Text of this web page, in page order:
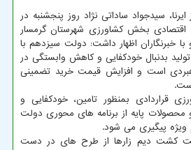
سیدجواد ساداتی نژاد روز پنجشنبه در
اقتصادی بخش کشاورزی شهرستان گرمسار
خبرنگاران اظهار داشت: دولت سیزدهم با
تولید بدنبال خودکفایی و کاهش وابستگی در
است و افزایش قیمت خرید تضمینی
قراردادی بمنظور تامین، خودکفایی و
پایه از برنامه های محوری دولت
ویژه پیگیری می شود.
کشت دیم زارها از طرح های در دست